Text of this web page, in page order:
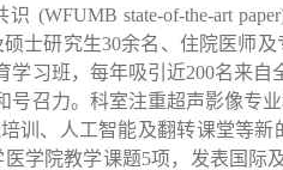
识 (WFUMB state-of-the-art
士研究生30余名、住院医师及
学习班，每年吸引近200名来自
号召力。科室注重超声影像专
训、人工智能及翻转课堂等
学院教学课题5项，发表国际